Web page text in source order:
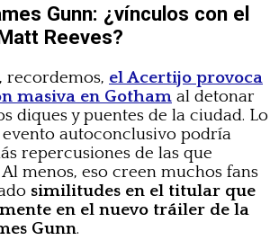
Gunn: ¿vínculos con el
Reeves?
, recordemos, el Acertijo provoca
masiva en Gotham al detonar
diques y puentes de la ciudad. Lo
autoconclusivo podría
repercusiones de las que
menos, eso creen muchos fans
similitudes en el titular que
en el nuevo tráiler de la
Gunn.